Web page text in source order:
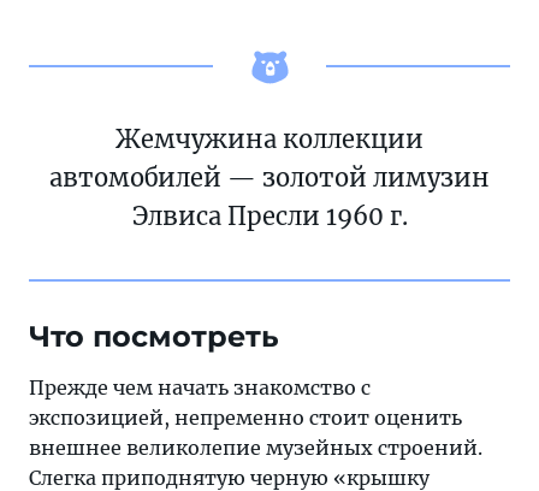
Жемчужина коллекции
автомобилей — золотой лимузин
Элвиса Пресли 1960 г.
Что посмотреть
Прежде чем начать знакомство с
экспозицией, непременно стоит оценить
внешнее великолепие музейных строений.
Слегка приподнятую черную «крышку